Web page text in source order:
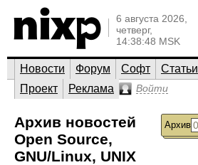
6 августа 2026,
четверг,
14:38:48 MSK
Новости Форум Софт Статьи
Проект
Реклама Войти
Архив
Архив новостей
Open Source,
GNU/Linux, UNIX